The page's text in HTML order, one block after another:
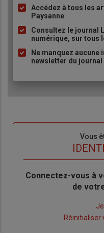
Liste
puce
Accédez à tous les
Paysanne
Consultez le journal
numérique, sur tous
Ne manquez
newsletter du journal
Vous
Body
Connectez-vous à
de
Réinitialiser